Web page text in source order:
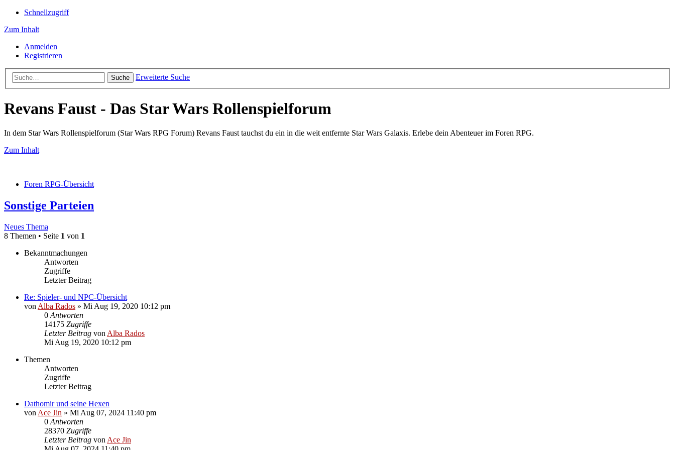
Schnellzugriff
Zum Inhalt
Anmelden
Registrieren
Suche Erweiterte Suche
Revans Faust - Das Star Wars Rollenspielforum
In dem Star Wars Rollenspielforum (Star Wars RPG Forum) Revans Faust tauchst du ein in die weit entfernte Star Wars Galaxis. Erlebe dein Abenteuer im Foren RPG.
Zum Inhalt
Foren RPG-Übersicht
Sonstige Parteien
Neues Thema
8 Themen • Seite 1 von 1
Bekanntmachungen
Antworten
Zugriffe
Letzter Beitrag
Re: Spieler- und NPC-Übersicht
von Alba Rados » Mi Aug 19, 2020 10:12 pm
0 Antworten
14175 Zugriffe
Letzter Beitrag von Alba Rados
Mi Aug 19, 2020 10:12 pm
Themen
Antworten
Zugriffe
Letzter Beitrag
Dathomir und seine Hexen
von Ace Jin » Mi Aug 07, 2024 11:40 pm
0 Antworten
28370 Zugriffe
Letzter Beitrag von Ace Jin